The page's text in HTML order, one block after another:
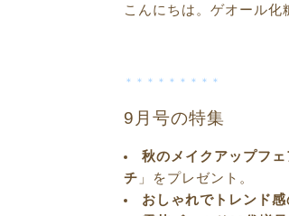
こんにちは。ゲオール化
＊＊＊＊＊＊＊＊＊
9月号の特集
秋のメイクアップフェ
チ 」をプレゼント。
おしゃれでトレンド